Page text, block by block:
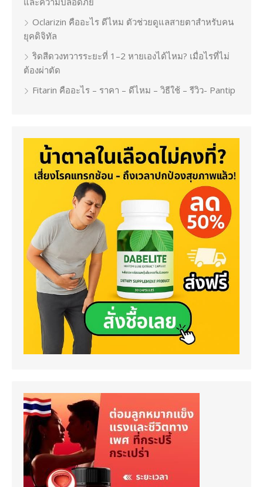
Oclarizin คืออะไร ดีไหม ตัวช่วยดูแลสายตาสำหรับคน
ยุคดิจิทัล
ริดสีดวงทวารระยะที่ 1–2 หายเองได้ไหม? เมื่อไรที่ไม่
ต้องผ่าตัด
Fitarin คืออะไร – ราคา – ดีไหม – วิธีใช้ – รีวิว- Pantip